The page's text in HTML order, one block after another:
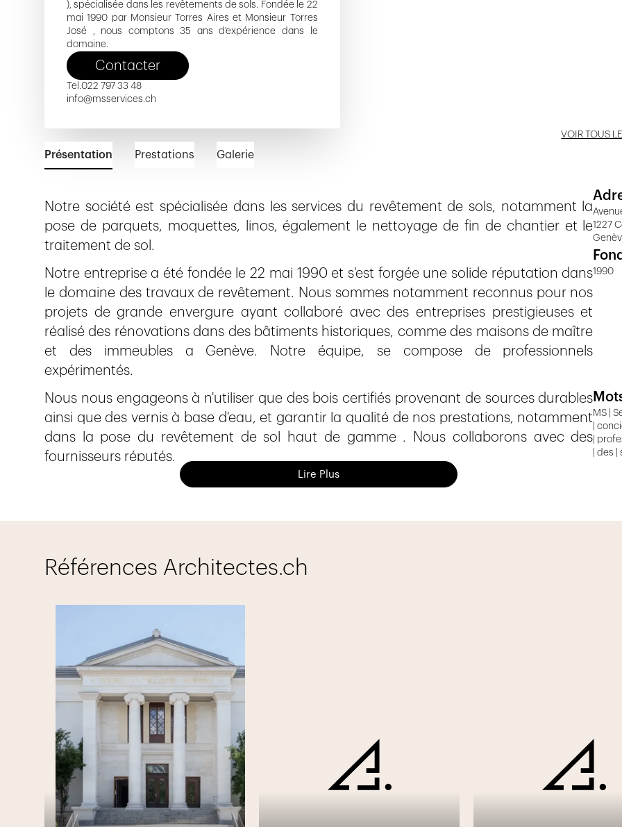
), spécialisée dans les revêtements de sols. Fondée le 22
mai 1990 par Monsieur Torres Aires et Monsieur Torres
José , nous comptons 35 ans d'expérience dans le
domaine.
Contacter
Tel.022 797 33 48
info@msservices.ch
VOIR TOUS
Présentation Prestations Galerie
Notre société est spécialisée dans les services du revêtement de sols, notamment la
pose de parquets, moquettes, linos, également le nettoyage de fin de chantier et le
traitement de sol.
Notre entreprise a été fondée le 22 mai 1990 et s'est forgée une solide réputation dans
le domaine des travaux de revêtement. Nous sommes notamment reconnus pour nos
projets de grande envergure ayant collaboré avec des entreprises prestigieuses et
réalisé des rénovations dans des bâtiments historiques, comme des maisons de maître
et des immeubles a Genève. Notre équipe, se compose de professionnels
expérimentés.
Nous nous engageons à n'utiliser que des bois certifiés provenant de sources durables
ainsi que des vernis à base d'eau, et garantir la qualité de nos prestations, notamment
dans la pose du revêtement de sol haut de gamme . Nous collaborons avec des
fournisseurs réputés.
Nous offrons des services complets de revêtements de sols, adaptés tant aux
nous assurent une qualité constante dans nos prestations.
Monsieur Torres Aires , Directeur Ms Services SA.
Lire Plus
1227
1990
MS |
|
|
| des
Références Architectes.ch